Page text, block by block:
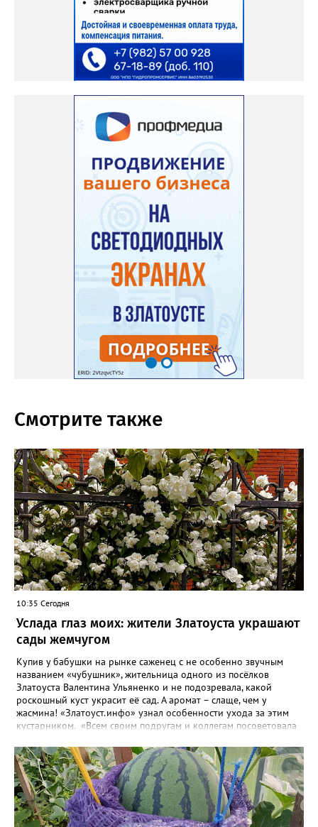
Смотрите также
10:35 Сегодня
Услада глаз моих: жители Златоуста украшают
сады жемчугом
Купив у бабушки на рынке саженец с не особенно звучным
названием «чубушник», жительница одного из посёлков
Златоуста Валентина Ульяненко и не подозревала, какой
роскошный куст украсит её сад. А аромат – слаще, чем у
жасмина! «Златоуст.инфо» узнал особенности ухода за этим
кустарником. «Всем своим подругам и коллегам посоветовала
городе всё больше, - рассказала нашему порталу Валентина. – У
меня растёт, на мой взгляд, самый красивый сорт – «Жемчуг».
Моему кусту (на фото) четыре года, достаточно компактный.
Махровые цветки - диаметром шесть сантиметров. Цветёт в
июле не менее трёх недель. Oчень ароматный, что редко
встречается у сортовых особeй. Не бойтесь подстригать - он